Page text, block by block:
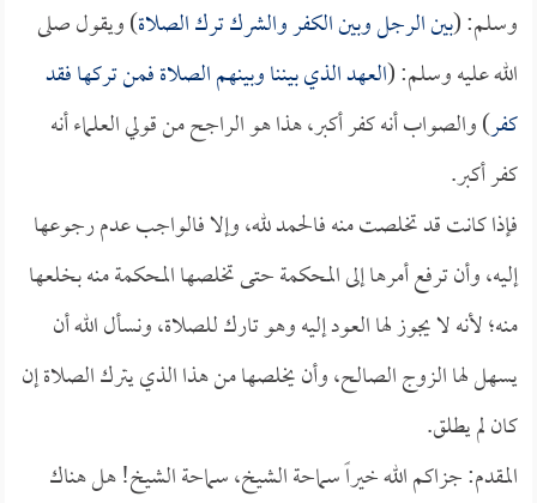
وسلم: (بين الرجل وبين الكفر والشرك ترك الصلاة) ويقول صلى
الله عليه وسلم: (العهد الذي بيننا وبينهم الصلاة فمن تركها فقد
كفر) والصواب أنه كفر أكبر، هذا هو الراجح من قولي العلماء أنه
كفر أكبر.
فإذا كانت قد تخلصت منه فالحمد لله، وإلا فالواجب عدم رجوعها
إليه، وأن ترفع أمرها إلى المحكمة حتى تخلصها المحكمة منه بخلعها
منه؛ لأنه لا يجوز لها العود إليه وهو تارك للصلاة، ونسأل الله أن
يسهل لها الزوج الصالح، وأن يخلصها من هذا الذي يترك الصلاة إن
كان لم يطلق.
المقدم: جزاكم الله خيراً سماحة الشيخ، سماحة الشيخ! هل هناك